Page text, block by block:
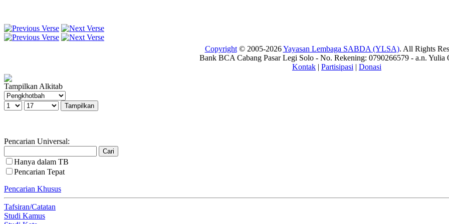
Copyright© 2005-2026Yayasan Lembaga SABDA (YLSA). All Rights
Bank BCA Cabang Pasar Legi Solo - No. Rekening: 0790266579 - a.n. Yulia
Kontak | Partisipasi | Donasi
Tampilkan Alkitab
Pencarian Universal:
Hanya dalam TB
Pencarian Tepat
Pencarian Khusus
Tafsiran/Catatan
Studi Kamus